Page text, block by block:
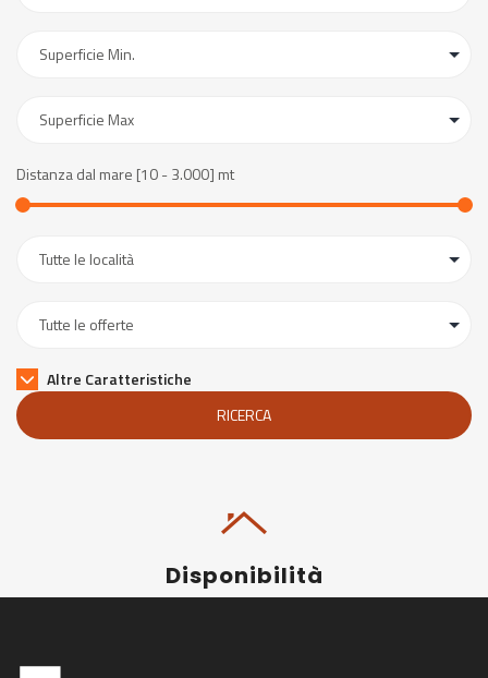
Distanza dal mare [10-3.000] mt
Altre Caratteristiche
RICERCA
Disponibilità